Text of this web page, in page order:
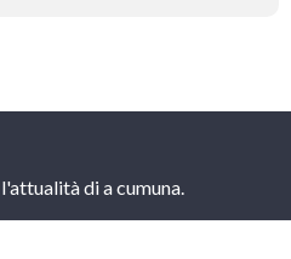
di a cumuna.